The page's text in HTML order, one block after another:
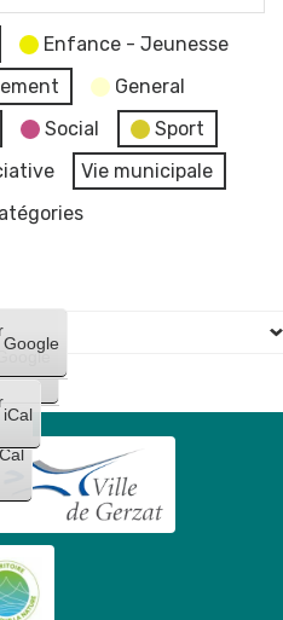
Enfance - Jeunesse
General
Social
Sport
Vie municipale
Google
Google
iCal